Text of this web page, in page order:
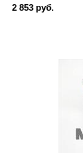
2 853 руб.